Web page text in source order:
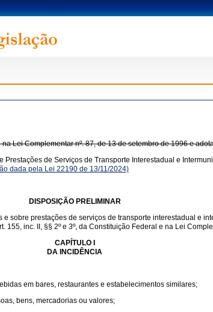
Lei Complementar nº. 87, de 13 de setembro de 1996 e
de Serviços de Transporte Interestadual e
dada pela Lei 22190 de 13/11/2024)
DISPOSIÇÃO PRELIMINAR
sobre prestações de serviços de transporte interestadual e
inc. II, §§ 2º e 3º, da Constituição Federal e na Lei
CAPÍTULO I
DA INCIDÊNCIA
em bares, restaurantes e estabelecimentos similares;
bens, mercadorias ou valores;